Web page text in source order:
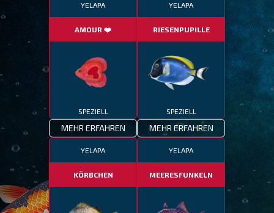
YELAPA
AMOUR ❤️
SPEZIELL
MEHR ERFAHREN
YELAPA
RIESENPUPILLE
SPEZIELL
MEHR ERFAHREN
YELAPA
KÖRBCHEN
YELAPA
MEERESFUNKELN